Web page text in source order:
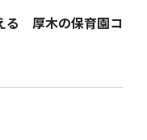
る 厚木の保育園コ